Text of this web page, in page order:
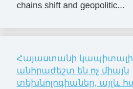
chains shift and geopolitic...
Հայաստանի կապիտալի
անհրաժեշտ են ոչ միայն
տեխնոլոգիաներ, այլև